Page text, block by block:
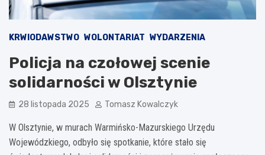
KRWIODAWSTWO WOLONTARIAT WYDARZENIA
Policja na czołowej scenie
solidarności w Olsztynie
28 listopada 2025 Tomasz Kowalczyk
W Olsztynie, w murach Warmińsko-Mazurskiego Urzędu
Wojewódzkiego, odbyło się spotkanie, które stało się